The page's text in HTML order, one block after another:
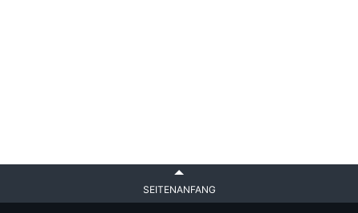
SEITENANFANG